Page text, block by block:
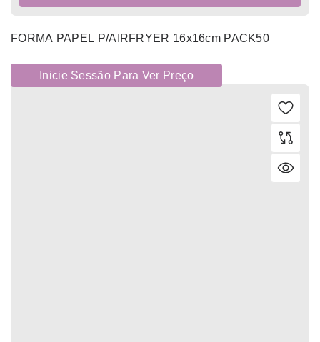
FORMA PAPEL P/AIRFRYER 16x16cm PACK50
Inicie Sessão Para Ver Preço